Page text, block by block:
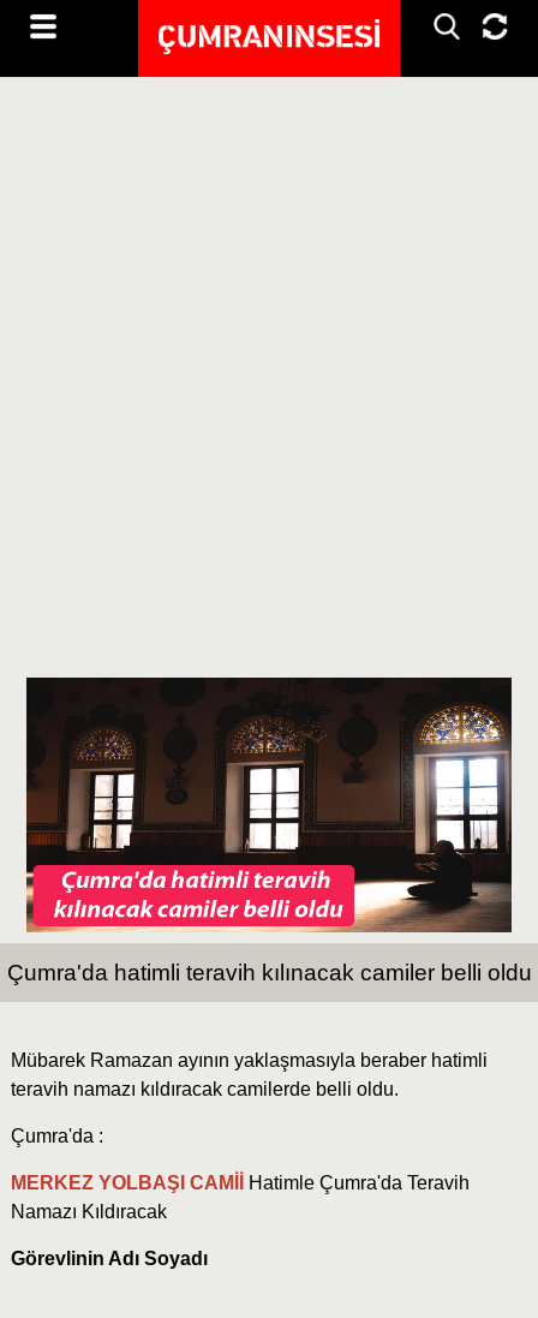
Çumra'da hatimli teravih kılınacak camiler belli oldu
Mübarek Ramazan ayının yaklaşmasıyla beraber hatimli
teravih namazı kıldıracak camilerde belli oldu.
Çumra'da :
MERKEZ YOLBAŞI CAMİİ
Hatimle Çumra'da Teravih
Namazı Kıldıracak
Görevlinin Adı Soyadı